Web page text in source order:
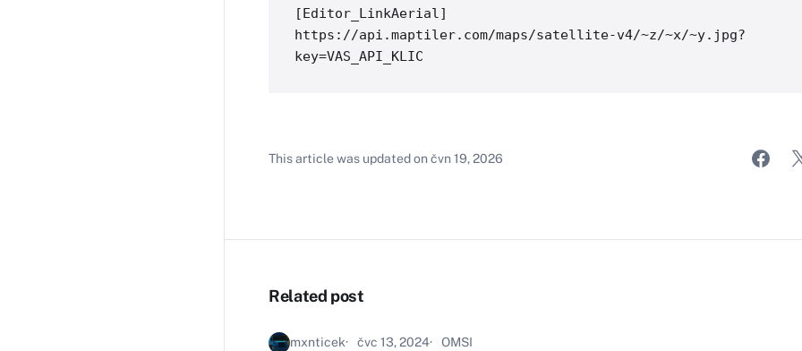
[Editor_LinkAerial]
https://api.maptiler.com/maps/satellite-v4/~z/~x/~y.jpg?
This article was updated ončvn 19, 2026
Related post
mxnticek čvc 13, 2024 OMSI